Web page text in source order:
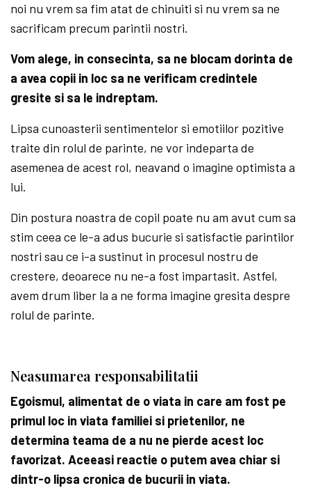
noi nu vrem sa fim atat de chinuiti si nu vrem sa ne
sacrificam precum parintii nostri.
Vom alege, in consecinta, sa ne blocam dorinta de
a avea copii in loc sa ne verificam credintele
gresite si sa le indreptam.
Lipsa cunoasterii sentimentelor si emotiilor pozitive
traite din rolul de parinte, ne vor indeparta de
asemenea de acest rol, neavand o imagine optimista a
lui.
Din postura noastra de copil poate nu am avut cum sa
stim ceea ce le-a adus bucurie si satisfactie parintilor
nostri sau ce i-a sustinut in procesul nostru de
crestere, deoarece nu ne-a fost impartasit. Astfel,
avem drum liber la a ne forma imagine gresita despre
rolul de parinte.
Neasumarea responsabilitatii
Egoismul, alimentat de o viata in care am fost pe
primul loc in viata familiei si prietenilor, ne
determina teama de a nu ne pierde acest loc
favorizat. Aceeasi reactie o putem avea chiar si
dintr-o lipsa cronica de bucurii in viata.